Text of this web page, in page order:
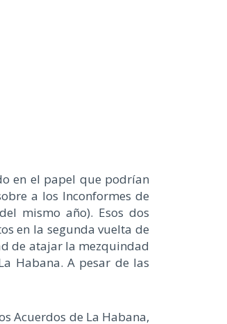
en el papel que podrían
a los Inconformes de
mismo año). Esos dos
en la segunda vuelta de
de atajar la mezquindad
Habana. A pesar de las
Acuerdos de La Habana,